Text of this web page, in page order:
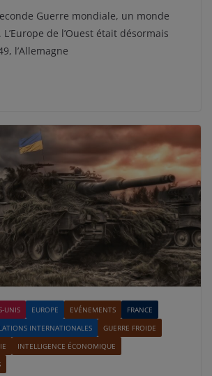
Guerre mondiale, un monde
de l’Ouest était désormais
l’Allemagne
UNIS EUROPE EVÉNEMENTS
FRANCE
INTERNATIONALES
GUERRE FROIDE
INTELLIGENCE ÉCONOMIQUE